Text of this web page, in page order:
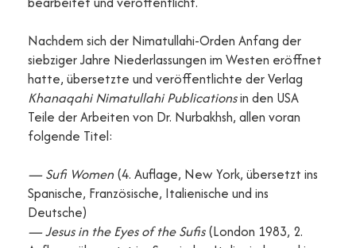
Nachdem sich der Nimatullahi-Orden Anfang der
siebziger Jahre Niederlassungen im Westen eröffnet
hatte, übersetzte und veröffentlichte der Verlag
Khanaqahi Nimatullahi Publicationsin den USA
Teile der Arbeiten von Dr. Nurbakhsh, allen voran
folgende Titel:
— Sufi Women(4. Auflage, New York, übersetzt ins
Spanische, Französische, Italienische und ins
Deutsche)
— Jesus in the Eyes of the Sufis(London 1983, 2.